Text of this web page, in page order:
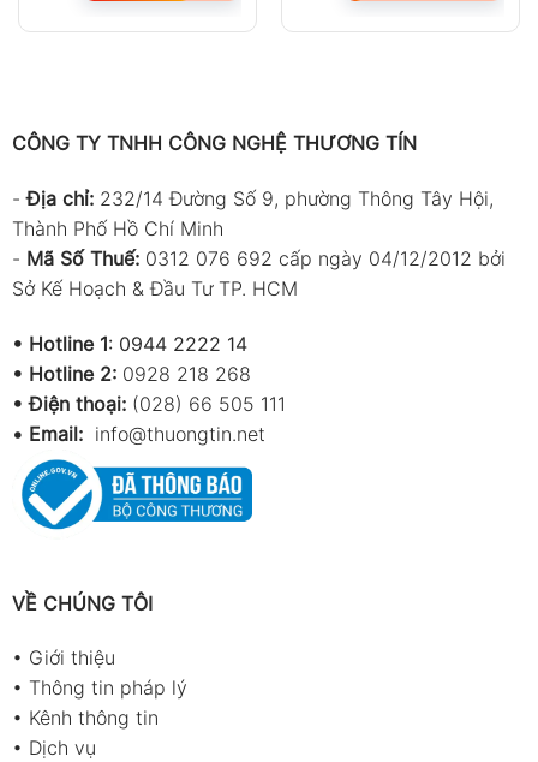
CÔNG TY TNHH CÔNG NGHỆ THƯƠNG TÍN
-Địa chỉ: 232/14 Đường Số 9, phường Thông Tây Hội,
Thành Phố Hồ Chí Minh
- Mã Số Thuế: 0312 076 692 cấp ngày 04/12/2012 bởi
Sở Kế Hoạch & Đầu Tư TP. HCM
• Hotline 1: 0944 2222 14
• Hotline 2: 0928 218 268
• Điện thoại: (028) 66 505 111
• Email: info@thuongtin.net
VỀ CHÚNG TÔI
• Giới thiệu
• Thông tin pháp lý
• Kênh thông tin
• Dịch vụ